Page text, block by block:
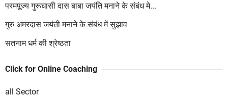
परमपूज्य गुरूघासी दास बाबा जयंति मनाने के संबंध मे...
गुरु अमरदास जयंती मनाने के संबंध में सुझाव
सतनाम धर्म की श्रेष्ठता
Click for Online Coaching
all Sector